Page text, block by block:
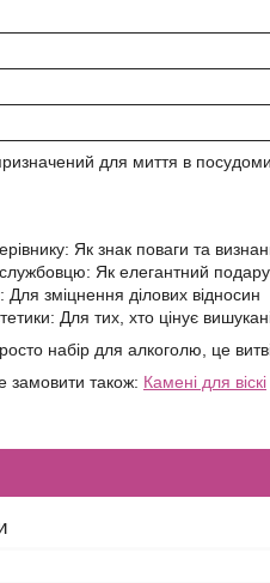
для миття в
Як знак поваги та
Як елегантний
Для зміцнення ділових відносин
Для тих, хто цінує
набір для алкоголю, це
замовити також: Камені для віскі